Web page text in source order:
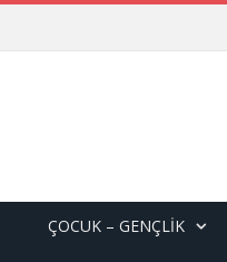
ÇOCUK – GENÇLIK